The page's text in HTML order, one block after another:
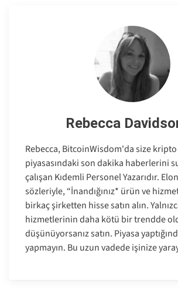
Rebecca
Rebecca, BitcoinWisdom'da size
piyasasındaki son dakika haberlerini
çalışan Kıdemli Personel Yazarıdır.
sözleriyle, “İnandığınız* ürün ve
birkaç şirketten hisse satın alın.
hizmetlerinin daha kötü bir trendde
düşünüyorsanız satın. Piyasa
yapmayın. Bu uzun vadede işinize